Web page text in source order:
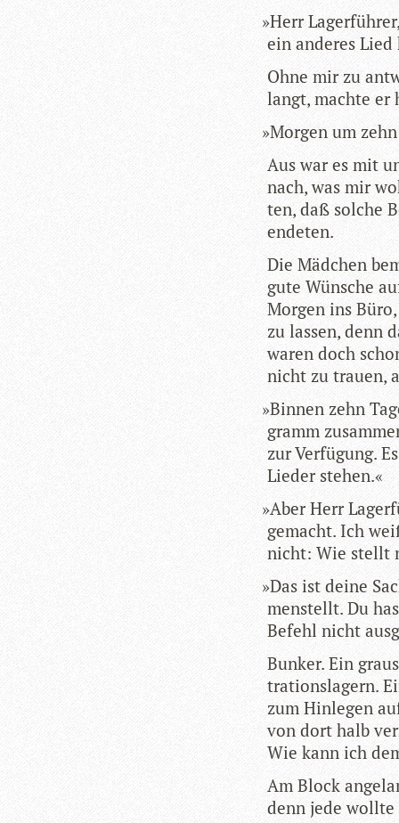
»Herr
ein ande­res Lied
Ohne mir zu
langt, machte
»Mor­gen um
Aus war es mit
nach, was mir
ten, daß sol­che
endeten.
Die Mäd­chen
gute Wün­sche
Mor­gen ins
zu las­sen, denn
waren doch
nicht zu trauen,
»Bin­nen zehn
gramm
zur Ver­fü­gung.
Lie­der stehen.«
»Aber Herr
gemacht. Ich
nicht: Wie stellt
»Das ist deine
men­stellt. Du
Befehl nicht
Bun­ker. Ein
tra­ti­ons­la­gern.
zum Hin­le­gen
von dort halb
Wie kann ich
Am Block
denn jede wollte